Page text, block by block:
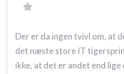
Der er da ingen tvivl om, at
det næste store IT
ikke, at det er andet end lige